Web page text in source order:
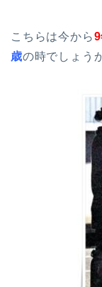
こちらは今から
歳の時でしょう